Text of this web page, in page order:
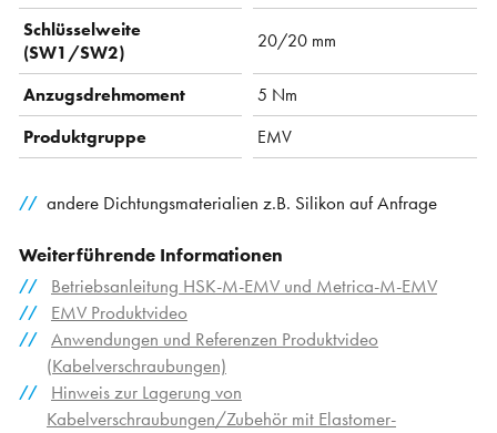
Schlüsselweite
(SW1/SW2)
20/20 mm
Anzugsdrehmoment
5 Nm
Produktgruppe
EMV
andere Dichtungsmaterialien z.B. Silikon auf Anfrage
Weiterführende Informationen
Betriebsanleitung HSK-M-EMV und Metrica-M-EMV
EMV Produktvideo
Anwendungen und Referenzen Produktvideo
(Kabelverschraubungen)
Hinweis zur Lagerung von
Kabelverschraubungen/Zubehör mit Elastomer-